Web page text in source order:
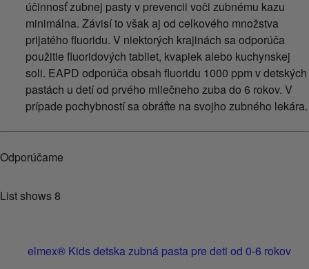
účinnosť zubnej pasty v prevencii voči zubnému kazu
minimálna. Závisí to však aj od celkového množstva
prijatého fluoridu. V niektorých krajinách sa odporúča
použitie fluoridových tabliet, kvapiek alebo kuchynskej
soli. EAPD odporúča obsah fluoridu 1000 ppm v detských
pastách u detí od prvého mliečneho zuba do 6 rokov. V
prípade pochybností sa obráťte na svojho zubného lekára.
Odporúčame
List shows8
elmex® Kids detska zubná pasta pre deti od 0-6 rokov